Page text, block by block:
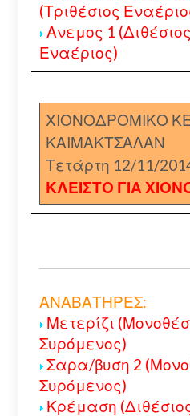
(Τριθέσιος
Ανεμος 1 (Διθέσιος
Εναέριος)
ΧΙΟΝΟΔΡΟΜΙΚΟ
ΚΑΙΜΑΚΤΣΑΛΑΝ
Τετάρτη 12/11/
ΚΛΕΙΣΤΟ ΓΙΑ
ΑΝΑΒΑΤΗΡΕΣ:
Μετερίζι
Συρόμενος)
Σαρα/βυση 2
Συρόμενος)
Κρέμαση